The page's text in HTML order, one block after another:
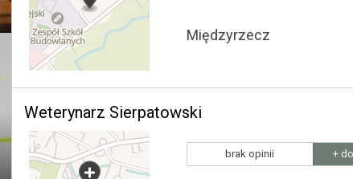
Międzyrzecz
Weterynarz Sierpatowski
brak opinii +